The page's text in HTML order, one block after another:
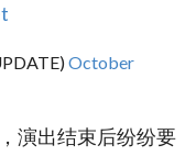
October
演出结束后纷纷要